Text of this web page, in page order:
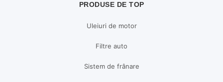
PRODUSE DE TOP
Uleiuri de motor
Filtre auto
Sistem de frânare